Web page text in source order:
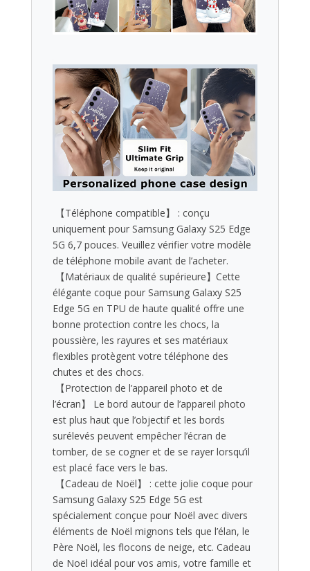
️ 【Téléphone compatible】 : conçu
uniquement pour Samsung Galaxy S25 Edge
5G 6,7 pouces. Veuillez vérifier votre modèle
de téléphone mobile avant de l’acheter.
️ 【Matériaux de qualité supérieure】Cette
élégante coque pour Samsung Galaxy S25
Edge 5G en TPU de haute qualité offre une
bonne protection contre les chocs, la
poussière, les rayures et ses matériaux
flexibles protègent votre téléphone des
chutes et des chocs.
️ 【Protection de l’appareil photo et de
l’écran】 Le bord autour de l’appareil photo
est plus haut que l’objectif et les bords
surélevés peuvent empêcher l’écran de
tomber, de se cogner et de se rayer lorsqu’il
est placé face vers le bas.
️ 【Cadeau de Noël】 : cette jolie coque pour
Samsung Galaxy S25 Edge 5G est
spécialement conçue pour Noël avec divers
éléments de Noël mignons tels que l’élan, le
Père Noël, les flocons de neige, etc. Cadeau
de Noël idéal pour vos amis, votre famille et